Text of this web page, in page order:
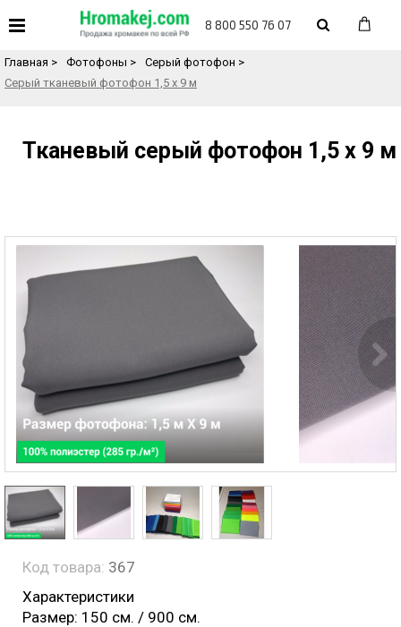
8 800 550 76 07
Назад в каталог товаров
Главная > Фотофоны > Серый фотофон >
Серый тканевый фотофон 1,5 х 9 м
Тканевый серый фотофон 1,5 х 9 м
Код товара: 367
Характеристики
Размер: 150 см. / 900 см.